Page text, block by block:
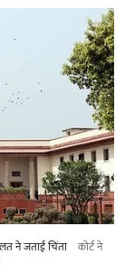
ने जताई चिंता कोर्ट ने